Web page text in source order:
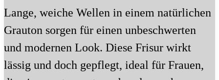
Lange, weiche Wellen in einem natürlichen
Grauton sorgen für einen unbeschwerten
und modernen Look. Diese Frisur wirkt
lässig und doch gepflegt, ideal für Frauen,